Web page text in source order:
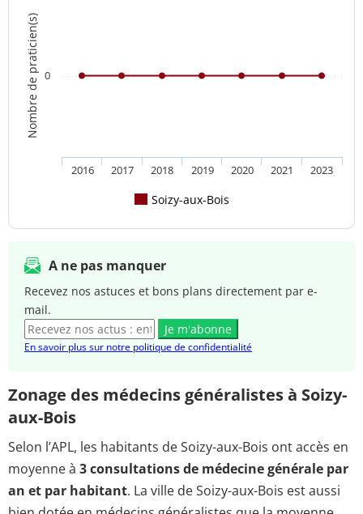
Nombre de praticien(s)
Soizy-aux-Bois
2016 2017 2018 2019 2020 2021 2023
0
A ne pas manquer
Recevez nos astuces et bons plans directement par e-
mail.
Je m'abonne
En savoir plus sur notre politique de confidentialité
Zonage des médecins généralistes à Soizy-
aux-Bois
Selon l’APL, les habitants de Soizy-aux-Bois ont accès en
moyenne à 3 consultations de médecine générale par
an et par habitant. La ville de Soizy-aux-Bois est aussi